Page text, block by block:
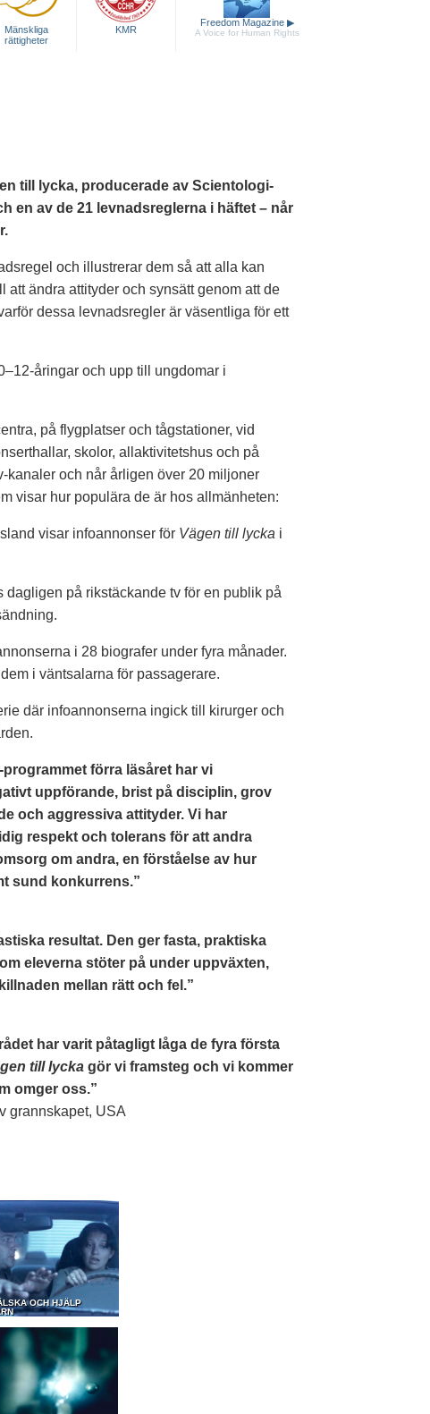
Mänskliga
rättigheter
KMR
Freedom Magazine ▶
A Voice for Human Rights
till lycka, producerade av Scientologi-
en av de 21 levnadsreglerna i häftet – når
och illustrerar dem så att alla kan
att ändra attityder och synsätt genom att de
dessa levnadsregler är väsentliga för ett
åringar och upp till ungdomar i
på flygplatser och tågstationer, vid
skolor, allaktivitetshus och på
kanaler och når årligen över 20 miljoner
visar hur populära de är hos allmänheten:
visar infoannonser för Vägen till lycka i
dagligen på rikstäckande tv för en publik på
i 28 biografer under fyra månader.
i väntsalarna för passagerare.
där infoannonserna ingick till kirurger och
förra läsåret har vi
uppförande, brist på disciplin, grov
och aggressiva attityder. Vi har
respekt och tolerans för att andra
om andra, en förståelse av hur
sund konkurrens.”
resultat. Den ger fasta, praktiska
eleverna stöter på under uppväxten,
mellan rätt och fel.”
har varit påtagligt låga de fyra första
till lycka gör vi framsteg och vi kommer
omger oss.”
grannskapet, USA
OCH HJÄLP